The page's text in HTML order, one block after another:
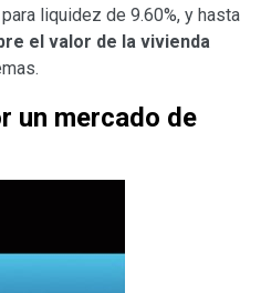
liquidez de 9.60%, y hasta
el valor de la vivienda
un mercado de